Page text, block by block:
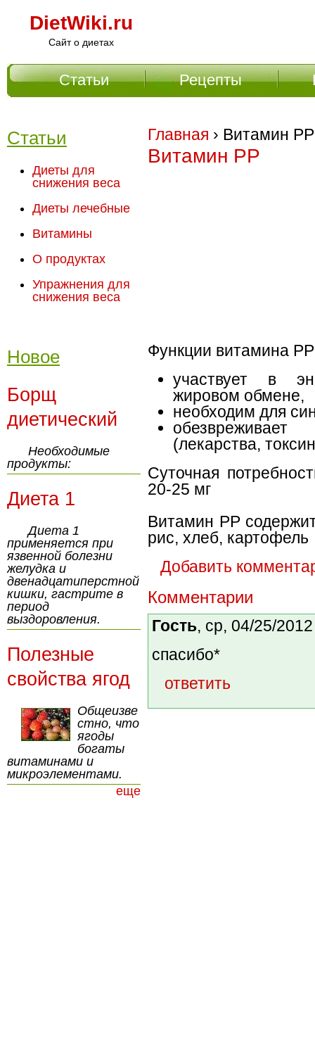
DietWiki.ru
Сайт о диетах
Главная › Витамин РР
Витамин РР
Функции витамина
участвует в
жировом обмене,
необходим для
(лекарства,
Суточная
20-25 мг
Витамин РР
рис, хлеб, картофель
Добавить
Комментарии
Гость, ср, 04/25/
спасибо*
ответить
Главное меню
Статьи Рецепты
Статьи
Диеты для
снижения веса
Диеты лечебные
Витамины
О продуктах
Упражнения для
снижения веса
Новое
Борщ
диетический
Необходимые
продукты:
Диета 1
Диета 1
применяется при
язвенной болезни
желудка и
двенадцатиперстной
кишки, гастрите в
период
выздоровления.
Полезные
свойства ягод
Общеизве
стно, что
ягоды
богаты
витаминами и
микроэлементами.
еще